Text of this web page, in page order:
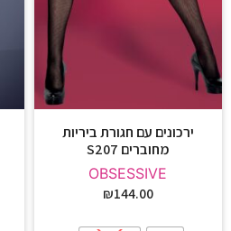
ירכונים עם חגורת ביריות
מחוברים S207
OBSESSIVE
₪144.00